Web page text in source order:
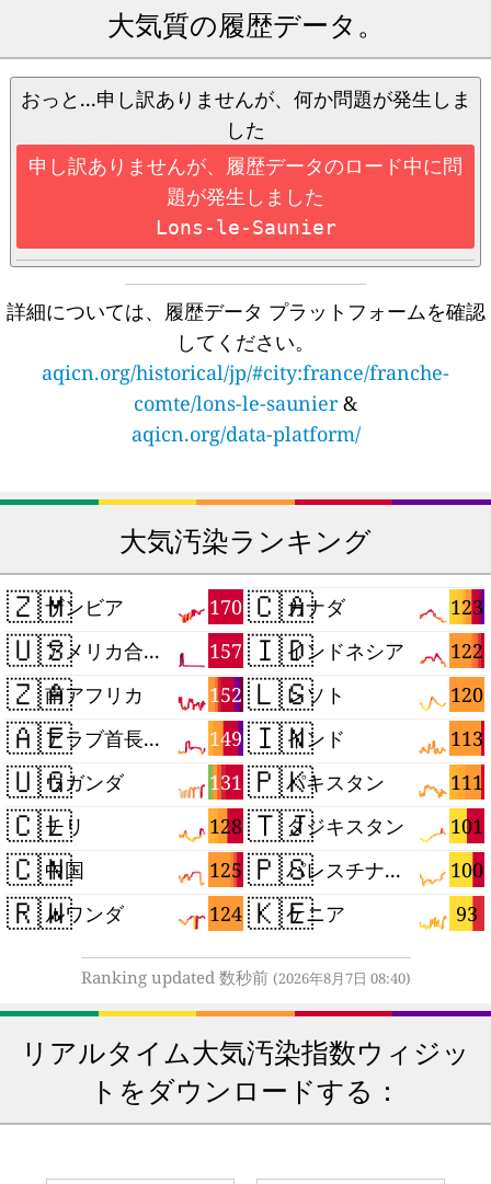
大気質の履歴データ。
おっと...申し訳ありませんが、何か問題が発生しま
した
申し訳ありませんが、履歴データのロード中に問
題が発生しました
Lons-le-Saunier
詳細については、履歴データ プラットフォームを確認
してください。
aqicn.org/historical/jp/#city:france/franche-
comte/lons-le-saunier&
aqicn.org/data-platform/
大気汚染ランキング
🇿🇲 170
ザンビア
🇺🇸 157
アメリカ合衆国
🇿🇦 152
南アフリカ
🇦🇪 149
アラブ首長国連邦
🇺🇬 131
ウガンダ
🇨🇱 128
チリ
🇨🇳 125
中国
🇷🇼 124
ルワンダ
🇨🇦 123
カナダ
🇮🇩 122
インドネシア
🇱🇸 120
レソト
🇮🇳 113
インド
🇵🇰 111
パキスタン
🇹🇯 101
タジキスタン
🇵🇸 100
パレスチナ自治区
🇰🇪 93
ケニア
Ranking updated 数秒前 (2026年8月7日 08:40)
リアルタイム大気汚染指数ウィジッ
トをダウンロードする：